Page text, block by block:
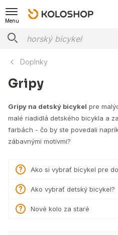
Menu
Doplnky
Gripy
Gripy na detský bicykel pre
malé riadidlá detského bicykla a
farbách - čo by ste povedali
zábavnými motívmi?
Ako si vybrať bicykel pre
Ako vybrať detský bicykel?
Nové kolo za staré